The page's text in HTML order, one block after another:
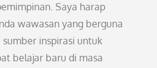
Saya harap
wawasan yang berguna
inspirasi untuk
belajar baru di masa